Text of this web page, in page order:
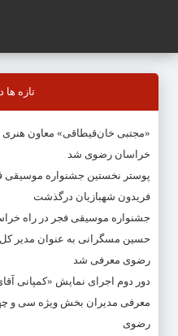
تازه ها
«مجتبی خان‌قیطاقی» معاون هنری
خراسان رضوی شد
پوستر نخستین جشنواره
فریدون شهبازیان درگذشت
جشنواره موسیقی فجر در راه
حسین مسگرانی به عنوان مدیر
رضوی معرفی شد
دور دوم اجرای نمایش «کمپانی
معرفی مدیران بخش ویژه سی و
رضوی